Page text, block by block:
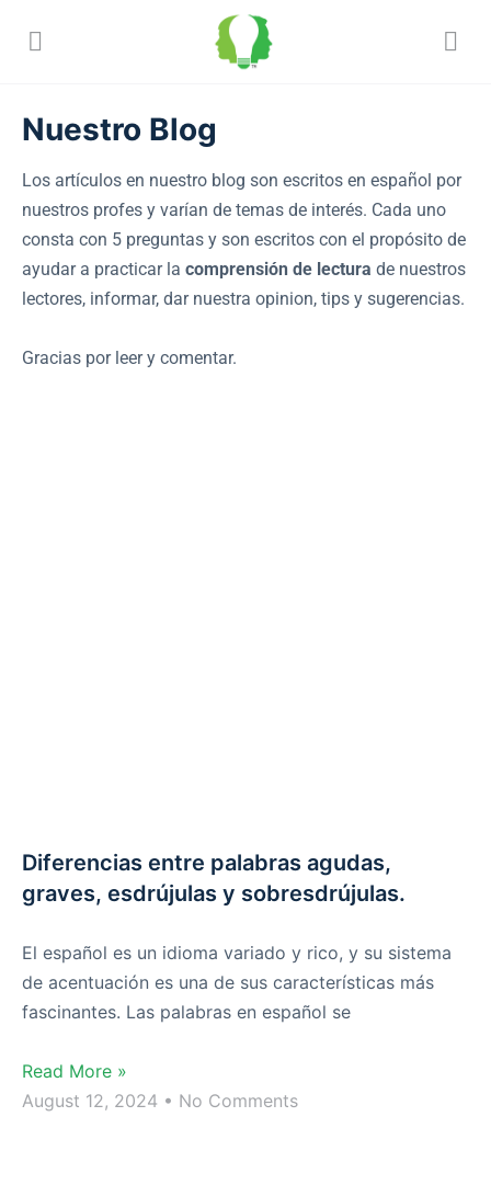
Nuestro Blog
Los artículos en nuestro blog son escritos en español por
nuestros profes y varían de temas de interés. Cada uno
consta con 5 preguntas y son escritos con el propósito de
ayudar a practicar la comprensión de lectura de nuestros
lectores, informar, dar nuestra opinion, tips y sugerencias.
Gracias por leer y comentar.
Diferencias entre palabras agudas,
graves, esdrújulas y sobresdrújulas.
El español es un idioma variado y rico, y su sistema
de acentuación es una de sus características más
fascinantes. Las palabras en español se
Read More »
August 12, 2024
No Comments